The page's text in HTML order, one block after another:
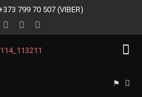
799 70 507 (VIBER)
⚑